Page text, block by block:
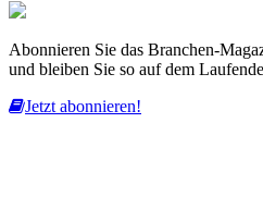
Abonnieren Sie das Branchen-
und bleiben Sie so auf dem
Jetzt abonnieren!